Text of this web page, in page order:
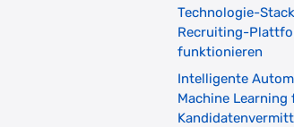
Technologie-
Recruiting-
funktionieren
Intelligente
Machine